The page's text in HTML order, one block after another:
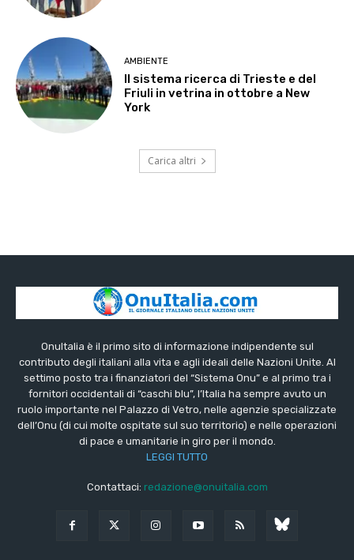
AMBIENTE
Il sistema ricerca di Trieste e del
Friuli in vetrina in ottobre a New
York
Carica altri
OnuItalia è il primo sito di informazione indipendente sul
contributo degli italiani alla vita e agli ideali delle Nazioni Unite. Al
settimo posto tra i finanziatori del “Sistema Onu” e al primo tra i
fornitori occidentali di “caschi blu”, l’Italia ha sempre avuto un
ruolo importante nel Palazzo di Vetro, nelle agenzie specializzate
dell’Onu (di cui molte ospitate sul suo territorio) e nelle operazioni
di pace e umanitarie in giro per il mondo.
LEGGI TUTTO
Contattaci: redazione@onuitalia.com